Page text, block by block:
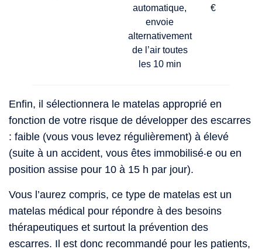
automatique,
envoie
alternativement
de l’air toutes
les 10 min
€
Enfin, il sélectionnera le matelas approprié en
fonction de votre risque de développer des escarres
: faible (vous vous levez régulièrement) à élevé
(suite à un accident, vous êtes immobilisé‧e ou en
position assise pour 10 à 15 h par jour).
Vous l’aurez compris, ce type de matelas est un
matelas médical pour répondre à des besoins
thérapeutiques et surtout la prévention des
escarres. Il est donc recommandé pour les patients,